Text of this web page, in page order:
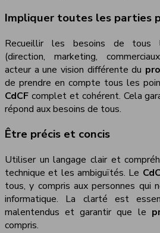
Impliquer toutes les parties
Recueillir les besoins de tous
(direction, marketing,
acteur a une vision différente du
de prendre en compte tous les
CdCF complet et cohérent. Cela
répond aux besoins de tous.
Être précis et concis
Utiliser un langage clair et
technique et les ambiguïtés. Le
tous, y compris aux personnes qui
informatique. La clarté est
malentendus et garantir que le
compris.